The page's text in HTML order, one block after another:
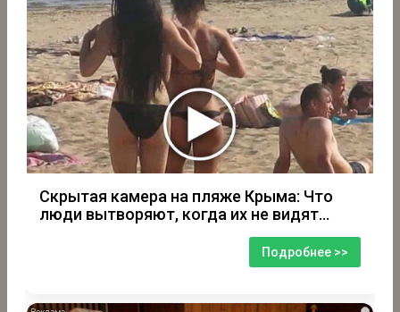
Скрытая камера на пляже Крыма: Что
люди вытворяют, когда их не видят...
Подробнее >>